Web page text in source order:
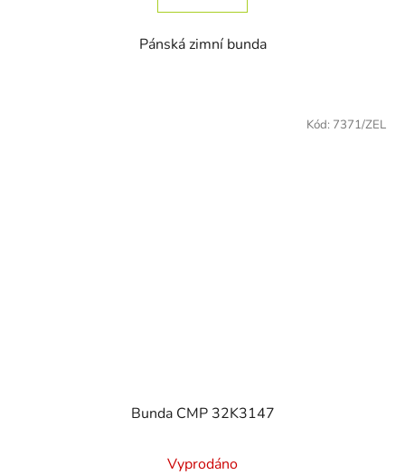
Pánská zimní bunda
Bunda CMP 32K3147
Vyprodáno
Kód: 7371/ZEL